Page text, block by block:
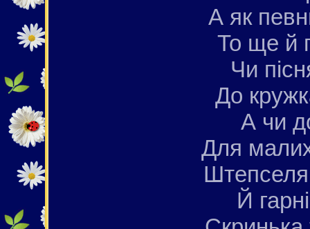
А як
То ще й
Чи
До
А чи
Для
Й